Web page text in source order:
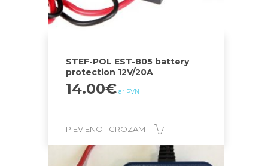
STEF-POL EST-805 battery
protection 12V/20A
14.00€ ar PVN
PIEVIENOT GROZAM